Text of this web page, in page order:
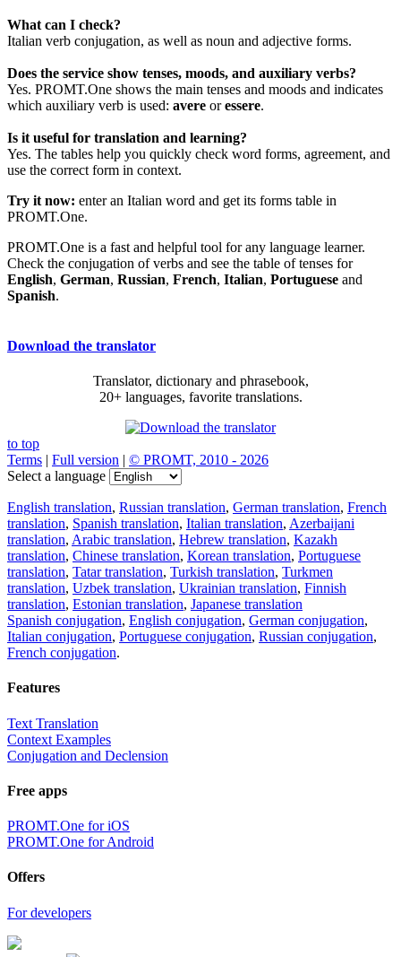
What can I check?
Italian verb conjugation, as well as noun and adjective forms.
Does the service show tenses, moods, and auxiliary verbs?
Yes. PROMT.One shows the main tenses and moods and indicates
which auxiliary verb is used: avere oressere.
Is it useful for translation and learning?
Yes. The tables help you quickly check word forms, agreement, and
use the correct form in context.
Try it now: enter an Italian word and get its forms table in
PROMT.One.
PROMT.One is a fast and helpful tool for any language learner.
Check the conjugation of verbs and see the table of tenses for
English, German, Russian, French, Italian, Portuguese and
Spanish.
Download the translator
Translator, dictionary and phrasebook,
20+ languages, favorite translations.
to top
Terms | Full version | © PROMT, 2010 - 2026
Select a language
English translation, Russian translation, German translation, French
translation, Spanish translation, Italian translation, Azerbaijani
translation, Arabic translation, Hebrew translation, Kazakh
translation, Chinese translation, Korean translation, Portuguese
translation, Tatar translation, Turkish translation, Turkmen
translation, Uzbek translation, Ukrainian translation, Finnish
translation, Estonian translation, Japanese translation
Spanish conjugation, English conjugation, German conjugation,
Italian conjugation, Portuguese conjugation, Russian conjugation,
French conjugation.
Features
Text Translation
Context Examples
Conjugation and Declension
Free apps
PROMT.One for iOS
PROMT.One for Android
Offers
For developers